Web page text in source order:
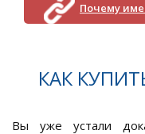
Почему
КАК
Вы уже устали